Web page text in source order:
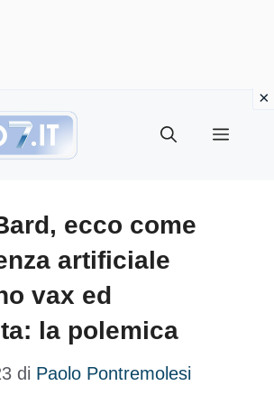
Menu
ecco come
artificiale
vax ed
la polemica
di Paolo Pontremolesi